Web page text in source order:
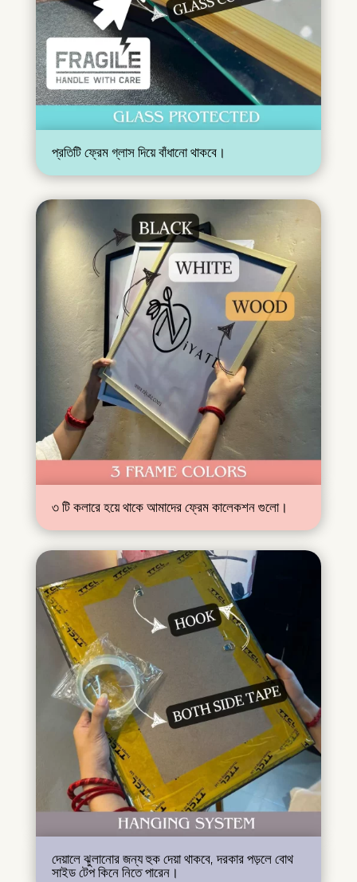
প্রতিটি ফ্রেম গ্লাস দিয়ে বাঁধানো থাকবে।
৩ টি কলারে হয়ে থাকে আমাদের ফ্রেম কালেকশন গুলো।
দেয়ালে ঝুলানোর জন্য হুক দেয়া থাকবে, দরকার পড়লে বোথ
সাইড টেপ কিনে নিতে পারেন।